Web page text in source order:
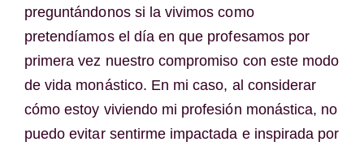
preguntándonos si la vivimos como
pretendíamos el día en que profesamos por
primera vez nuestro compromiso con este modo
de vida monástico. En mi caso, al considerar
cómo estoy viviendo mi profesión monástica, no
puedo evitar sentirme impactada e inspirada por